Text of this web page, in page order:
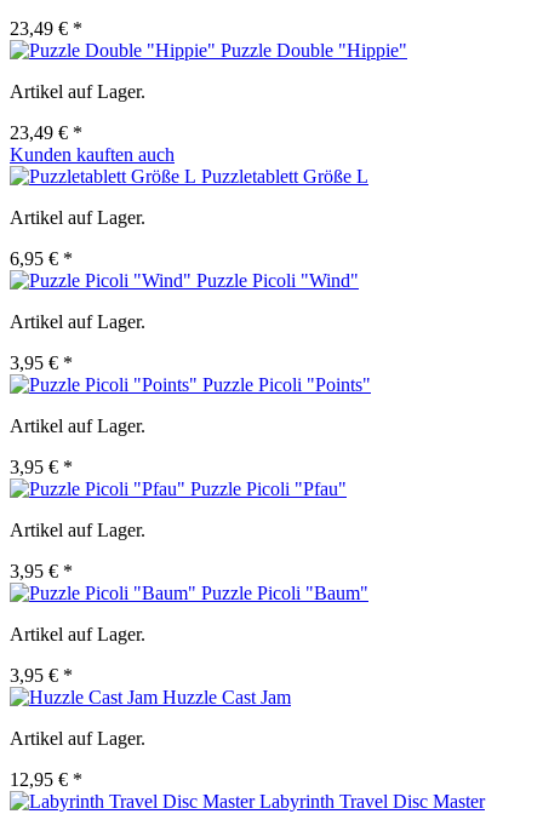
23,49 € *
Puzzle Double "Hippie"
Artikel auf Lager.
23,49 € *
Kunden kauften auch
Puzzletablett Größe L
Artikel auf Lager.
6,95 € *
Puzzle Picoli "Wind"
Artikel auf Lager.
3,95 € *
Puzzle Picoli "Points"
Artikel auf Lager.
3,95 € *
Puzzle Picoli "Pfau"
Artikel auf Lager.
3,95 € *
Puzzle Picoli "Baum"
Artikel auf Lager.
3,95 € *
Huzzle Cast Jam
Artikel auf Lager.
12,95 € *
Labyrinth Travel Disc Master